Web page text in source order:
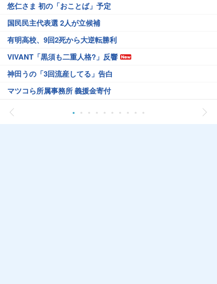
悠仁さま 初の「おことば」予定
国民民主代表選 2人が立候補
有明高校、9回2死から大逆転勝利
VIVANT「黒須も二重人格?」反響
神田うの「3回流産してる」告白
マツコら所属事務所 義援金寄付